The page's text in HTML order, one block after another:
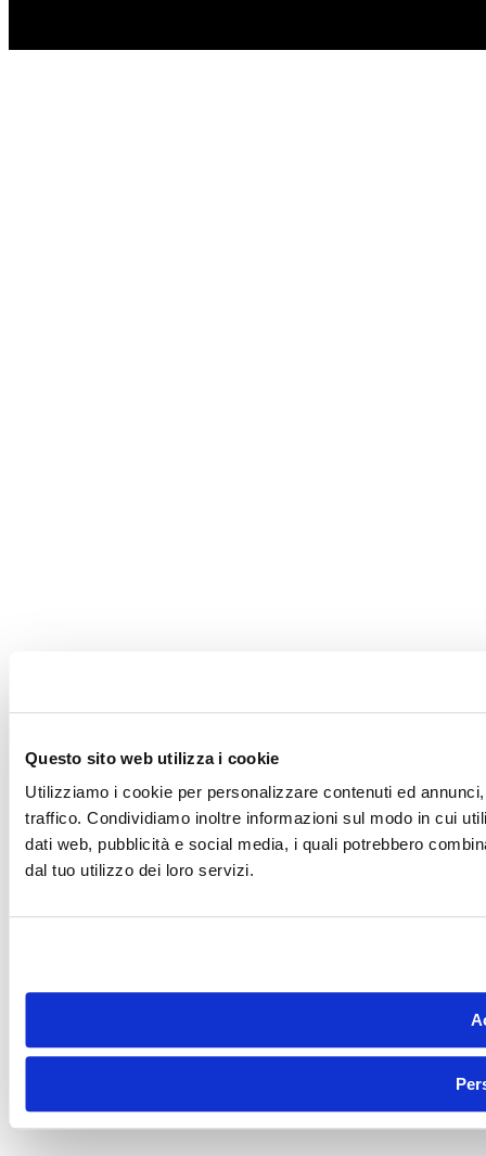
Questo sito web utilizza i cookie
Utilizziamo i cookie per personalizzare contenuti ed
traffico. Condividiamo inoltre informazioni sul modo in cui
dati web, pubblicità e social media, i quali potrebbero
dal tuo utilizzo dei loro servizi.